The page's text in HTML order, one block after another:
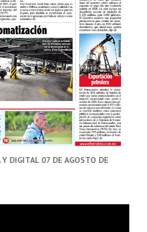
Y DIGITAL 07 DE AGOSTO DE